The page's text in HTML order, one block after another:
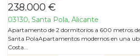
238.000 €
03130, Santa Pola, Alicante
Apartamento de 2 dormitorios a 600 metros
Santa PolaApartamentos modernos en una
Costa...